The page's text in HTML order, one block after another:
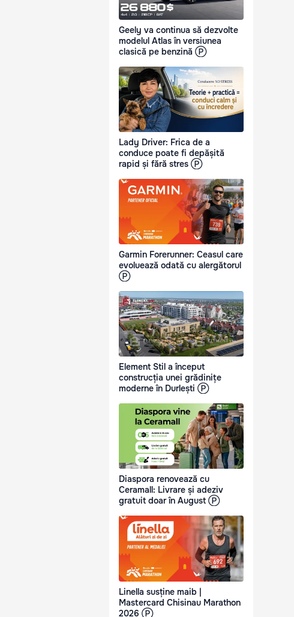
Geely va continua să dezvolte
modelul Atlas în versiunea
clasică pe benzină Ⓟ
Lady Driver: Frica de a
conduce poate fi depășită
rapid și fără stres Ⓟ
Garmin Forerunner: Ceasul care
evoluează odată cu alergătorul
Ⓟ
Element Stil a început
construcția unei grădinițe
moderne în Durlești Ⓟ
Diaspora renovează cu
Ceramall: Livrare și adeziv
gratuit doar în August Ⓟ
Linella susține maib |
Mastercard Chisinau Marathon
2026 Ⓟ